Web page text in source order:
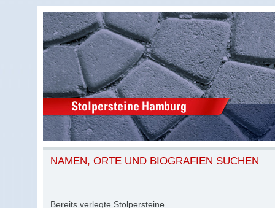
NAMEN, ORTE UND BIOGRAFIEN SUCHEN
Bereits verlegte Stolpersteine